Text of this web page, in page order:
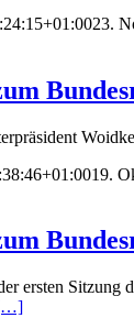
23.
19.
ersten Sitzung